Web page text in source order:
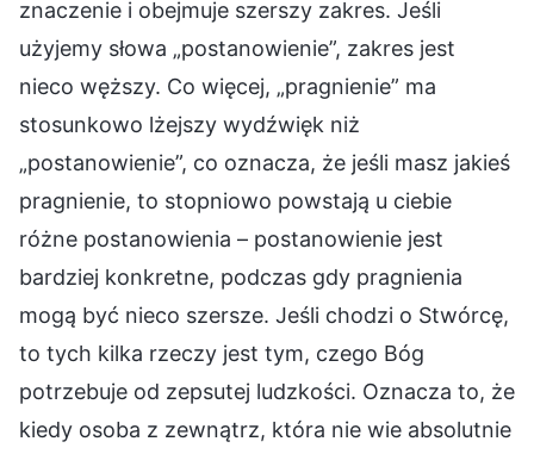
znaczenie i obejmuje szerszy zakres. Jeśli
użyjemy słowa „postanowienie”, zakres jest
nieco węższy. Co więcej, „pragnienie” ma
stosunkowo lżejszy wydźwięk niż
„postanowienie”, co oznacza, że jeśli masz jakieś
pragnienie, to stopniowo powstają u ciebie
różne postanowienia – postanowienie jest
bardziej konkretne, podczas gdy pragnienia
mogą być nieco szersze. Jeśli chodzi o Stwórcę,
to tych kilka rzeczy jest tym, czego Bóg
potrzebuje od zepsutej ludzkości. Oznacza to, że
kiedy osoba z zewnątrz, która nie wie absolutnie